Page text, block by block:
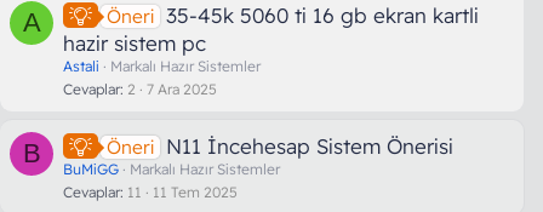
A Öneri 35-45k 5060 ti 16 gb ekran kartli
hazir sistem pc
Astali
Markalı Hazır Sistemler
Cevaplar 2 7 Ara 2025
B Öneri N11 İncehesap Sistem Önerisi
BuMiGG
Markalı Hazır Sistemler
Cevaplar 11 11 Tem 2025